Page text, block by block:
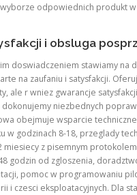
odpowiednich produkt
i obsluga
doswiadczeniem stawiamy na
na zaufaniu i satysfakcji.
ale r wniez gwarancje
niezbednych
obejmuje wsparcie
w godzinach 8-18, przeglady
miesiecy z pisemnym
godzin od zgloszenia,
pomoc w programowaniu
i czesci eksploatacyjnych. Dla